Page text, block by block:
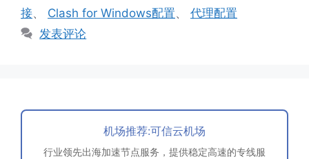
接、 Clash for Windows配置、 代理配置
发表评论
机场推荐:可信云机场
行业领先出海加速节点服务，提供稳定高速的专线服